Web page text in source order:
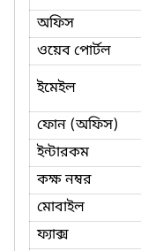
অফিস
ওয়েব পোর্টল
ইমেইল
ফোন (অফিস)
ইন্টারকম
কক্ষ নম্বর
মোবাইল
ফ্যাক্স